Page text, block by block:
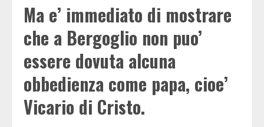
Ma e’ immediato di mostrare
che a Bergoglio non puo’
essere dovuta alcuna
obbedienza come papa, cioe’
Vicario di Cristo.